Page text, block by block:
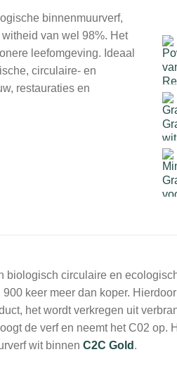
binnenmuurverf,
van wel 98%. Het
leefomgeving. Ideaal
circulaire- en
restauraties en
biologisch circulaire en
keer meer dan koper.
het wordt verkregen uit
de verf en neemt het C02
wit binnenC2C Gold .